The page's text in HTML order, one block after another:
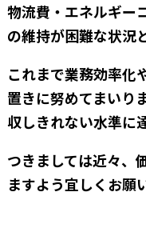
物流費・エネルギー
の維持が困難な状況
これまで業務効率化
置きに努めてまいり
収しきれない水準に
つきましては近々、
ますよう宜しくお願